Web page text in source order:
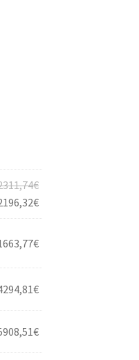
€Le
prix
initial
était :
€Le
prix
actuel
2196,32€.
€
€
€